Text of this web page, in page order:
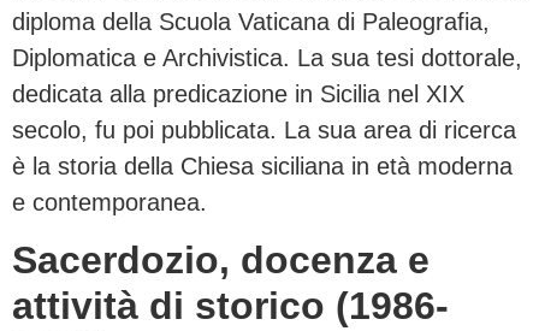
diploma della Scuola Vaticana di Paleografia,
Diplomatica e Archivistica. La sua tesi dottorale,
dedicata alla predicazione in Sicilia nel XIX
secolo, fu poi pubblicata. La sua area di ricerca
è la storia della Chiesa siciliana in età moderna
e contemporanea.
Sacerdozio, docenza e
attività di storico (1986-